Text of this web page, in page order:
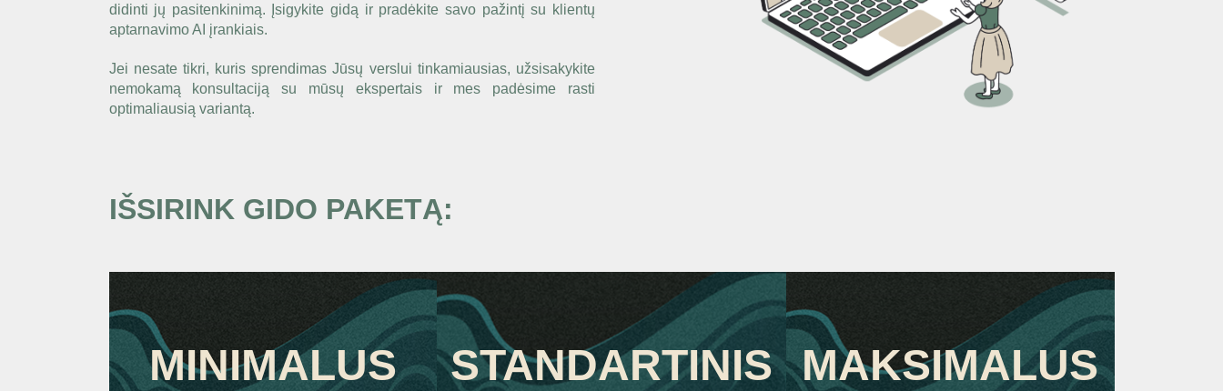
didinti jų pasitenkinimą. Įsigykite gidą ir pradėkite savo pažintį su klientų
aptarnavimo AI įrankiais.
Jei nesate tikri, kuris sprendimas Jūsų verslui tinkamiausias, užsisakykite
nemokamą konsultaciją su mūsų ekspertais ir mes padėsime rasti
optimaliausią variantą.
IŠSIRINK GIDO PAKETĄ:
MINIMALUS STANDARTINIS MAKSIMALUS